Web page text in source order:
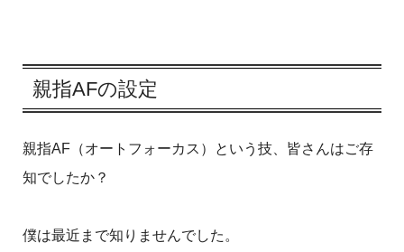
親指AFの設定
親指AF（オートフォーカス）という技、皆さんはご存
知でしたか？
僕は最近まで知りませんでした。